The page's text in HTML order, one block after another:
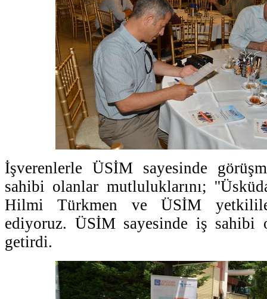
İşverenlerle ÜSİM sayesinde
sahibi olanlar mutluluklarını;
Hilmi Türkmen ve ÜSİM
ediyoruz. ÜSİM sayesinde iş sahibi
getirdi.